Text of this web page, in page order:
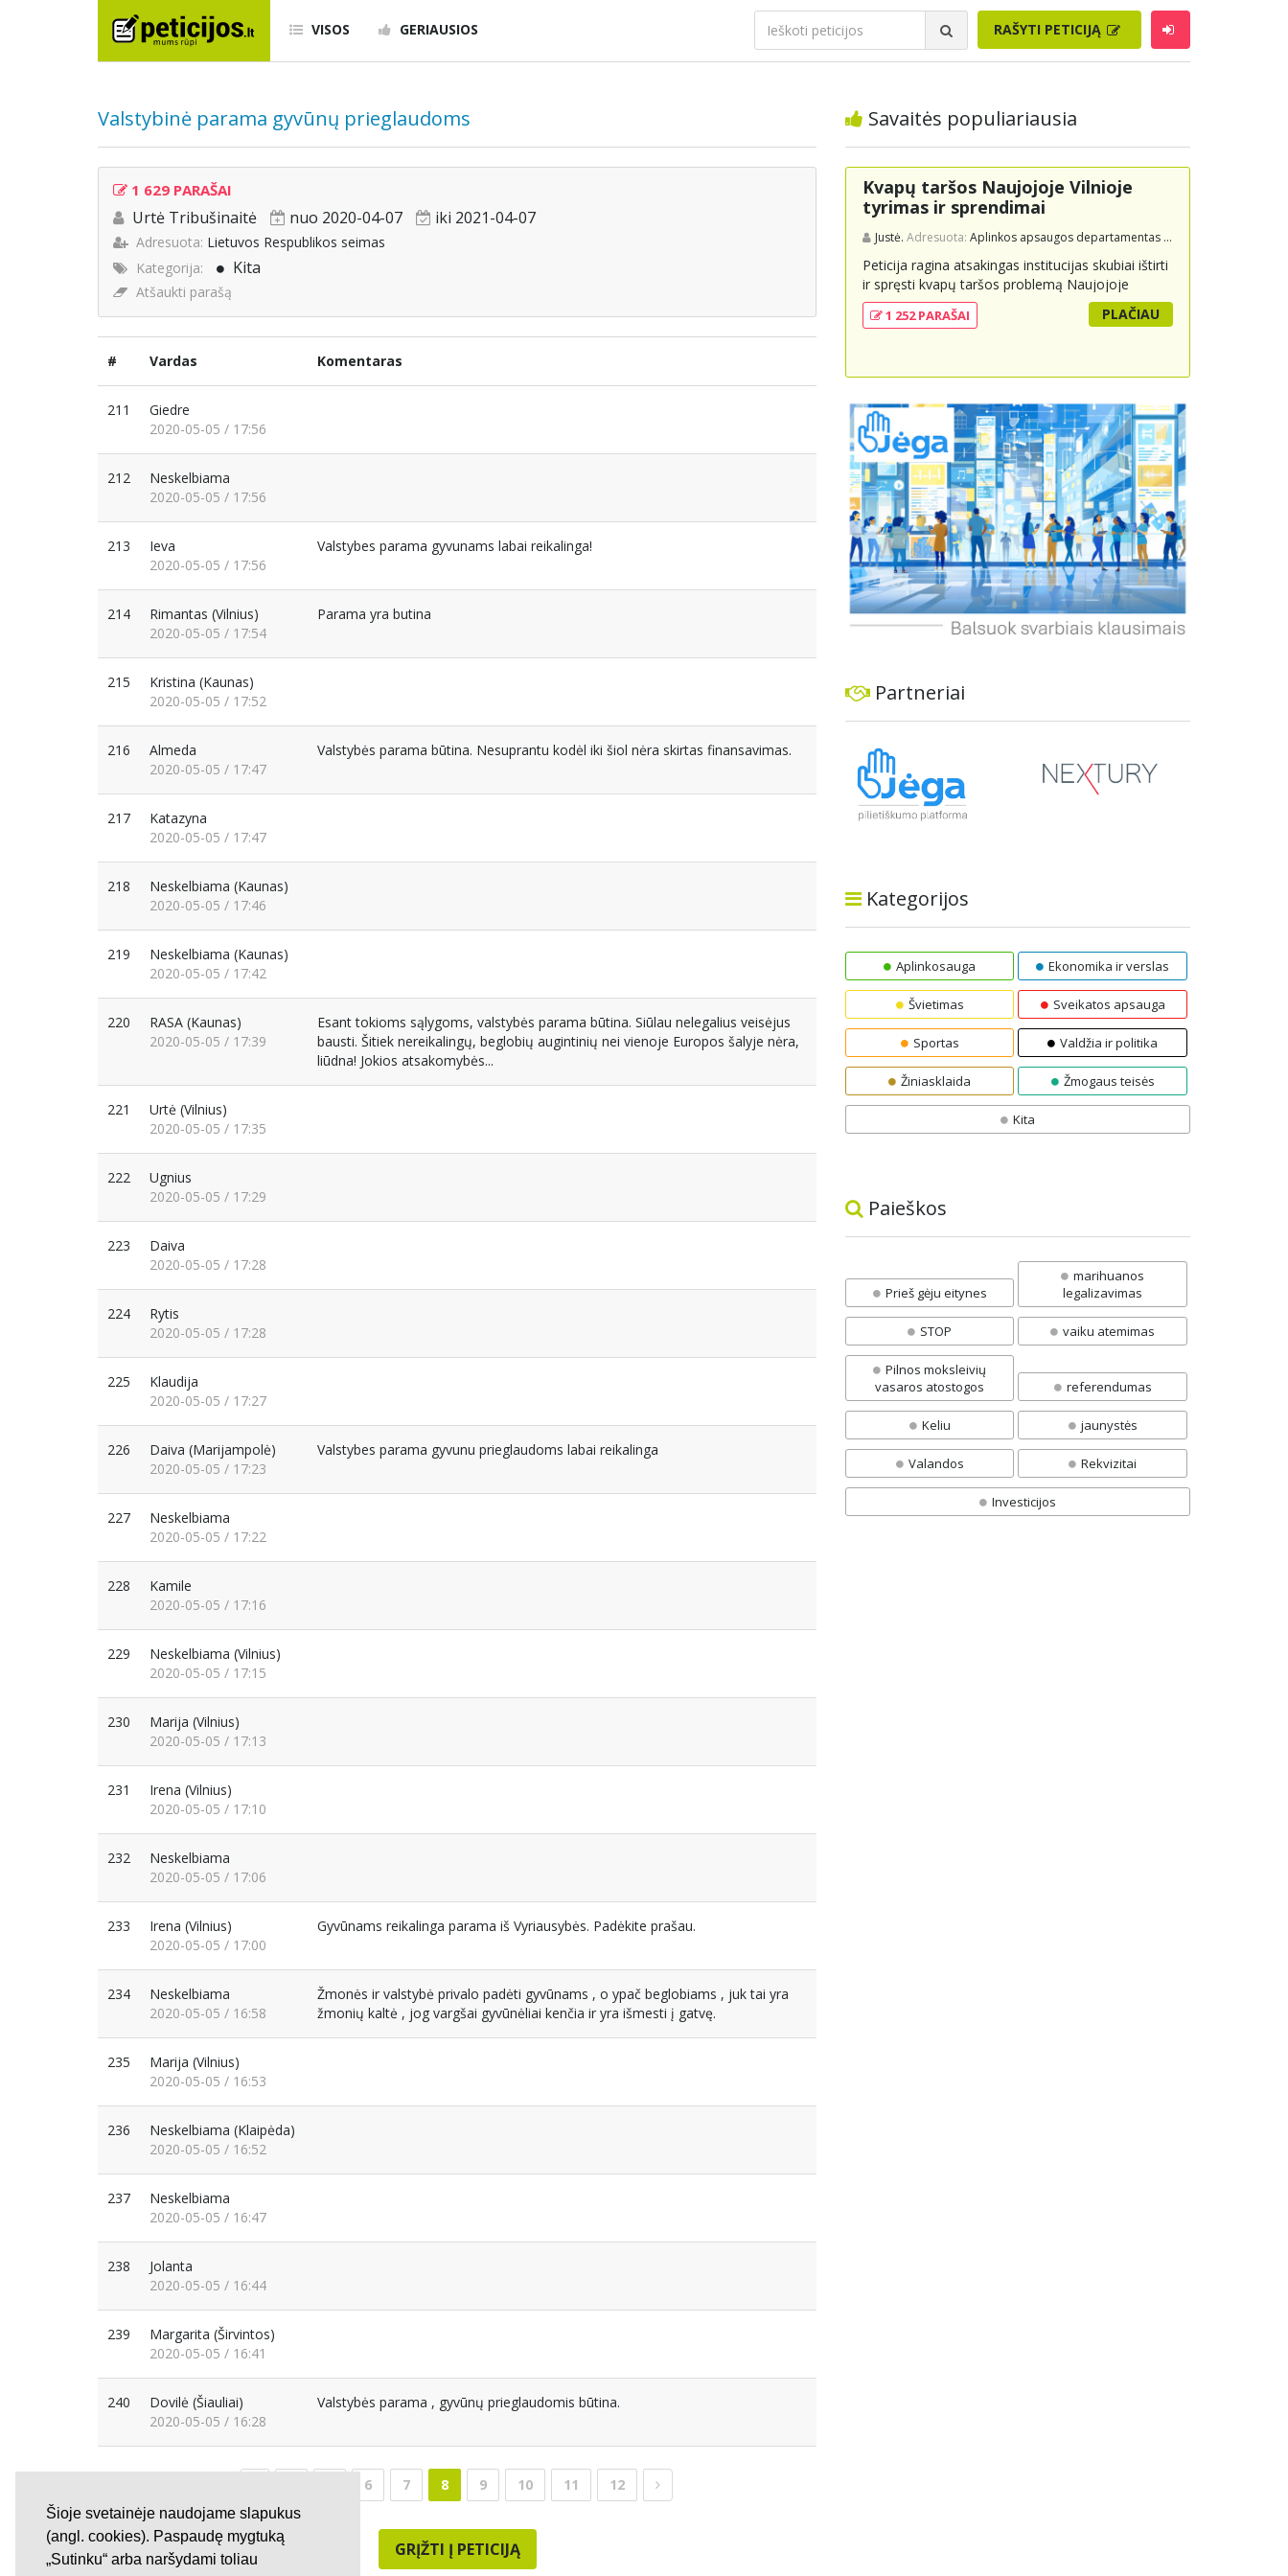
Šioje svetainėje naudojame slapukus
(angl. cookies). Paspaudę mygtuką
„Sutinku“ arba naršydami toliau
VISOS GERIAUSIOS RAŠYTI PETICIJĄ
Valstybinė parama gyvūnų prieglaudoms
1 629 PARAŠAI
Urtė Tribušinaitė nuo 2020-04-07 iki 2021-04-07
Adresuota: Lietuvos Respublikos seimas
Kategorija:
Kita
Atšaukti parašą
# Vardas Komentaras
211
Giedre
2020-05-05 / 17:56
212
Neskelbiama
2020-05-05 / 17:56
213
Ieva
2020-05-05 / 17:56
Valstybes parama gyvunams labai reikalinga!
214 Rimantas (Vilnius)
2020-05-05 / 17:54
Parama yra butina
215 Kristina (Kaunas)
2020-05-05 / 17:52
216
Almeda
2020-05-05 / 17:47
Valstybės parama būtina. Nesuprantu kodėl iki šiol nėra skirtas finansavimas.
217
Katazyna
2020-05-05 / 17:47
218 Neskelbiama (Kaunas)
2020-05-05 / 17:46
219 Neskelbiama (Kaunas)
2020-05-05 / 17:42
220 RASA (Kaunas)
2020-05-05 / 17:39
Esant tokioms sąlygoms, valstybės parama būtina. Siūlau nelegalius veisėjus
bausti. Šitiek nereikalingų, beglobių augintinių nei vienoje Europos šalyje nėra,
liūdna! Jokios atsakomybės...
221 Urtė (Vilnius)
2020-05-05 / 17:35
222
Ugnius
2020-05-05 / 17:29
223
Daiva
2020-05-05 / 17:28
224
Rytis
2020-05-05 / 17:28
225
Klaudija
2020-05-05 / 17:27
226 Daiva (Marijampolė)
2020-05-05 / 17:23
Valstybes parama gyvunu prieglaudoms labai reikalinga
227
Neskelbiama
2020-05-05 / 17:22
228
Kamile
2020-05-05 / 17:16
229 Neskelbiama (Vilnius)
2020-05-05 / 17:15
230 Marija (Vilnius)
2020-05-05 / 17:13
231 Irena (Vilnius)
2020-05-05 / 17:10
232
Neskelbiama
2020-05-05 / 17:06
233 Irena (Vilnius)
2020-05-05 / 17:00
Gyvūnams reikalinga parama iš Vyriausybės. Padėkite prašau.
234
Neskelbiama
2020-05-05 / 16:58
Žmonės ir valstybė privalo padėti gyvūnams , o ypač beglobiams , juk tai yra
žmonių kaltė , jog vargšai gyvūnėliai kenčia ir yra išmesti į gatvę.
235 Marija (Vilnius)
2020-05-05 / 16:53
236 Neskelbiama (Klaipėda)
2020-05-05 / 16:52
237
Neskelbiama
2020-05-05 / 16:47
238
Jolanta
2020-05-05 / 16:44
239 Margarita (Širvintos)
2020-05-05 / 16:41
240 Dovilė (Šiauliai)
2020-05-05 / 16:28
Valstybės parama , gyvūnų prieglaudomis būtina.
6 7 8 9 10 11 12
GRĮŽTI Į PETICIJĄ
Savaitės populiariausia
Kvapų taršos Naujojoje Vilnioje
tyrimas ir sprendimai
Justė. Adresuota: Aplinkos apsaugos departamentas prie Aplinkos ministerijos
Peticija ragina atsakingas institucijas skubiai ištirti
ir spręsti kvapų taršos problemą Naujojoje
Vilnioje, kuri kyla dėl buitinių atliekų sąvartyno
Pramonės g. 141. Gyventojai skundžiasi nuolatiniu
išsamius tyrimus, įdiegti nuolatinius kontrolės
mechanizmus ir imtis veiksmingų priemonių
problemai spręsti, taip pat užtikrinti visuomenės
informavimą apie priimtus sprendimus ir
planuojamus veiksmus.
1 252 PARAŠAI PLAČIAU
Partneriai
Kategorijos
Aplinkosauga Ekonomika ir verslas
Švietimas Sveikatos apsauga
Sportas Valdžia ir politika
Žiniasklaida Žmogaus teisės
Kita
Paieškos
Prieš gėju eitynes
marihuanos
legalizavimas
STOP vaiku atemimas
Pilnos moksleivių
vasaros atostogos
referendumas
Keliu jaunystės
Valandos Rekvizitai
Investicijos